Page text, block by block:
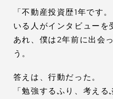
「不動産投資歴1年です
いる人がインタビューを
あれ、僕は2年前に出会
う。
答えは、行動だった。
「勉強するふり、考え